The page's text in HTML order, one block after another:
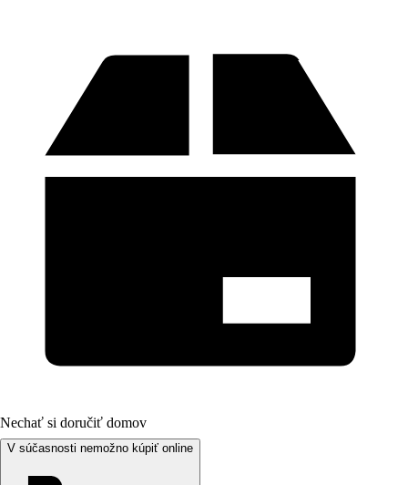
Nechať si doručiť domov
V súčasnosti nemožno kúpiť online